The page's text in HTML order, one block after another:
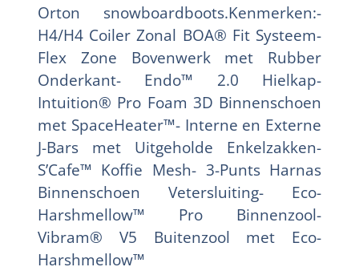
Orton snowboardboots.Kenmerken:-
H4/H4 Coiler Zonal BOA® Fit Systeem-
Flex Zone Bovenwerk met Rubber
Onderkant- Endo™ 2.0 Hielkap-
Intuition® Pro Foam 3D Binnenschoen
met SpaceHeater™- Interne en Externe
J-Bars met Uitgeholde Enkelzakken-
S’Cafe™ Koffie Mesh- 3-Punts Harnas
Binnenschoen Vetersluiting- Eco-
Harshmellow™ Pro Binnenzool-
Vibram® V5 Buitenzool met Eco-
Harshmellow™